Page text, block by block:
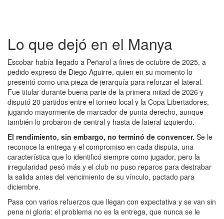
Lo que dejó en el Manya
Escobar había llegado a Peñarol a fines de octubre de 2025, a
pedido expreso de Diego Aguirre, quien en su momento lo
presentó como una pieza de jerarquía para reforzar el lateral.
Fue titular durante buena parte de la primera mitad de 2026 y
disputó 20 partidos entre el torneo local y la Copa Libertadores,
jugando mayormente de marcador de punta derecho, aunque
también lo probaron de central y hasta de lateral izquierdo.
El rendimiento, sin embargo, no terminó de convencer. Se le
reconoce la entrega y el compromiso en cada disputa, una
característica que lo identificó siempre como jugador, pero la
irregularidad pesó más y el club no puso reparos para destrabar
la salida antes del vencimiento de su vínculo, pactado para
diciembre.
Pasa con varios refuerzos que llegan con expectativa y se van sin
pena ni gloria: el problema no es la entrega, que nunca se le